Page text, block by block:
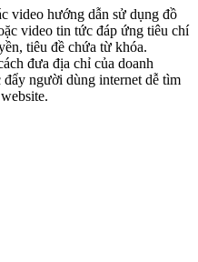
video hướng dẫn sử dụng đồ
video tin tức đáp ứng tiêu chí
tiêu đề chứa từ khóa.
đưa địa chỉ của doanh
người dùng internet dễ tìm